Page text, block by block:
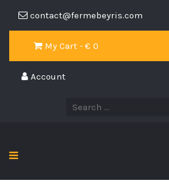
contact@fermebeyris.com
My Cart - € 0
Account